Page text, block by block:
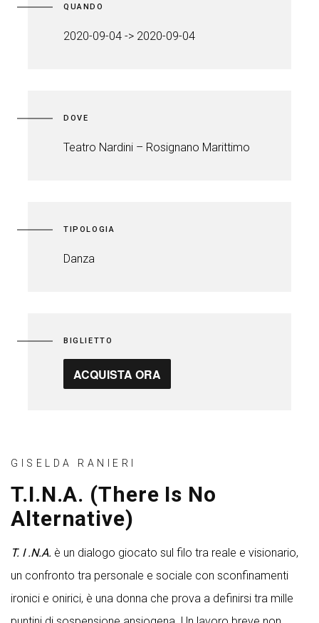
QUANDO
2020-09-04 -> 2020-09-04
DOVE
Teatro Nardini – Rosignano Marittimo
TIPOLOGIA
Danza
BIGLIETTO
ACQUISTA ORA
GISELDA RANIERI
T.I.N.A. (There Is No
Alternative)
T. I .N.A. è un dialogo giocato sul filo tra reale e visionario,
un confronto tra personale e sociale con sconfinamenti
ironici e onirici, è una donna che prova a definirsi tra mille